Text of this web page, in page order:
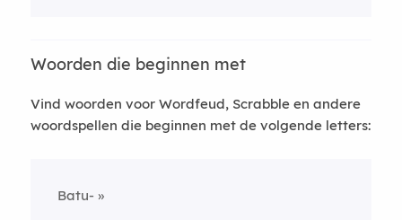
Woorden die beginnen met
Vind woorden voor Wordfeud, Scrabble en andere
woordspellen die beginnen met de volgende letters:
Batu-